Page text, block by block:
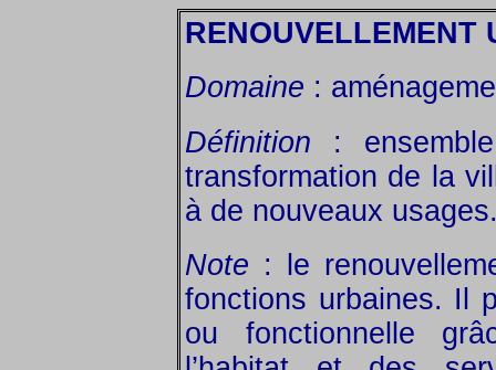
RENOUVELLEMENT
Domaine :
Définition :
transformation de la
à de nouveaux
Note : le
fonctions urbaines. Il
ou fonctionnelle